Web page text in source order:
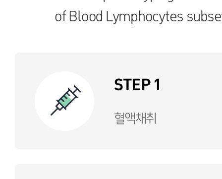
of Blood Lymphocytes
STEP 1
혈액채취